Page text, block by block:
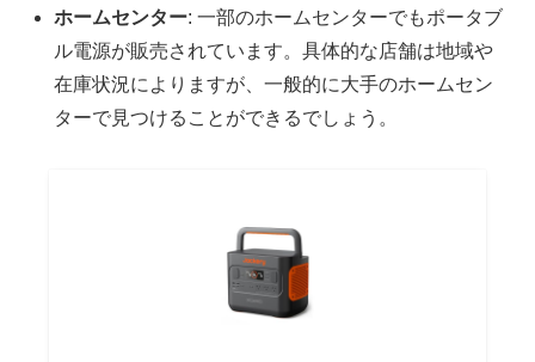
ホームセンター: 一部のホームセンターでもポータブ
ル電源が販売されています。具体的な店舗は地域や
在庫状況によりますが、一般的に大手のホームセン
ターで見つけることができるでしょう。